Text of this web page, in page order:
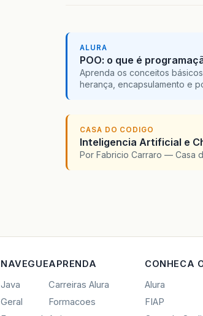
ALURA
POO: o que é
Aprenda os conceitos
herança, encapsulamento e
CASA DO CODIGO
Inteligencia Artificial e
Por Fabricio Carraro — Casa
NAVEGUE
Java
Geral
APRENDA
Carreiras Alura
Formacoes
CONHECA
Alura
FIAP